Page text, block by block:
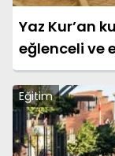
Yaz Kur’an
eğlenceli ve
Eğitim